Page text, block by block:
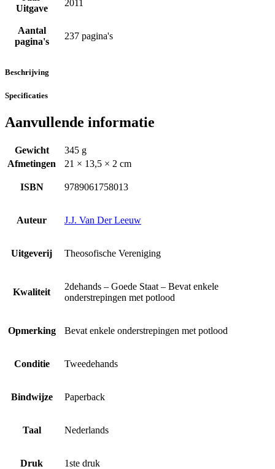
Uitgave
2011
Aantal
pagina's
237 pagina's
Beschrijving
Specificaties
Aanvullende informatie
Gewicht
345 g
Afmetingen
21 × 13,5 × 2 cm
ISBN 9789061758013
Auteur J.J. Van Der Leeuw
Uitgeverij Theosofische Vereniging
Kwaliteit
2dehands – Goede Staat – Bevat enkele
onderstrepingen met potlood
Opmerking Bevat enkele onderstrepingen met potlood
Conditie Tweedehands
Bindwijze Paperback
Taal Nederlands
Druk 1ste druk